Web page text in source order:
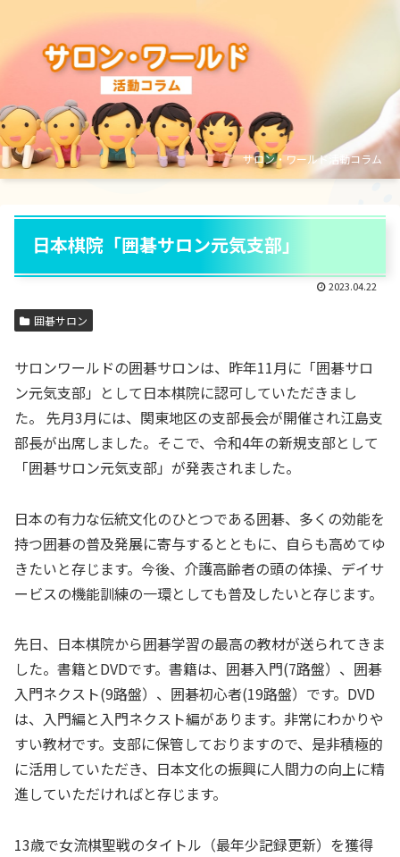
サロン・ワールド活動コラム
日本棋院「囲碁サロン元気支部」
2023.04.22
囲碁サロン
サロンワールドの囲碁サロンは、昨年11月に「囲碁サロ
ン元気支部」として日本棋院に認可していただきまし
た。 先月3月には、関東地区の支部長会が開催され江島支
部長が出席しました。そこで、令和4年の新規支部として
「囲碁サロン元気支部」が発表されました。
日本の有力な伝統文化のひとつである囲碁、多くの効能を
持つ囲碁の普及発展に寄与するとともに、自らも高めてゆ
きたいと存じます。今後、介護高齢者の頭の体操、デイサ
ービスの機能訓練の一環としても普及したいと存じます。
先日、日本棋院から囲碁学習の最高の教材が送られてきま
した。書籍とDVDです。書籍は、囲碁入門(7路盤）、囲碁
入門ネクスト(9路盤）、囲碁初心者(19路盤）です。DVD
は、入門編と入門ネクスト編があります。非常にわかりや
すい教材です。支部に保管しておりますので、是非積極的
に活用していただき、日本文化の振興に人間力の向上に精
進していただければと存じます。
13歳で女流棋聖戦のタイトル（最年少記録更新）を獲得